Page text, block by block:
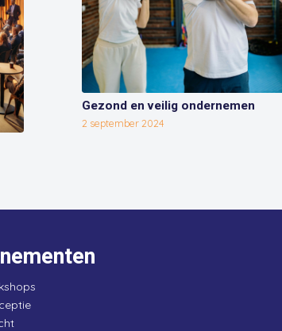
Gezond en veilig ondernemen
2 september 2024